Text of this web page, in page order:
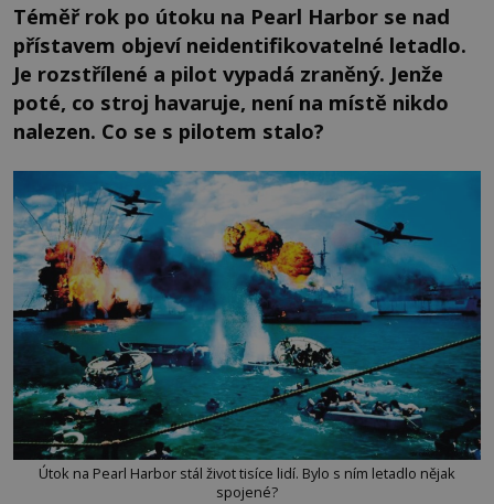
Téměř rok po útoku na Pearl Harbor se nad
přístavem objeví neidentifikovatelné letadlo.
Je rozstřílené a pilot vypadá zraněný. Jenže
poté, co stroj havaruje, není na místě nikdo
nalezen. Co se s pilotem stalo?
Útok na Pearl Harbor stál život tisíce lidí. Bylo s ním letadlo nějak
spojené?